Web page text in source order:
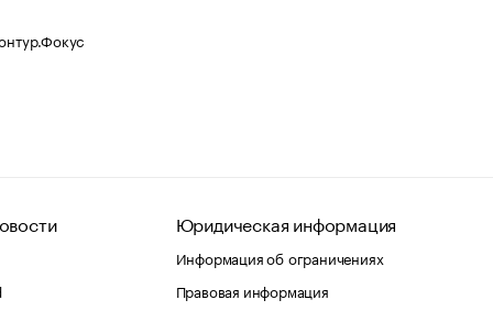
Юридическая информация
Информация об ограничениях
Правовая информация